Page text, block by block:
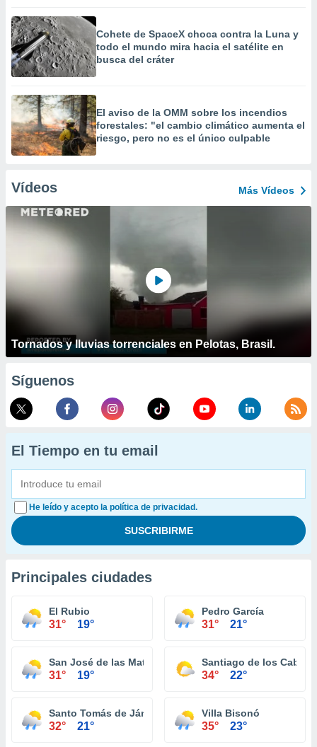
Cohete de SpaceX choca contra la Luna y
todo el mundo mira hacia el satélite en
busca del cráter
El aviso de la OMM sobre los incendios
forestales: "el cambio climático aumenta el
riesgo, pero no es el único culpable
Vídeos Más Vídeos
Tornados y lluvias torrenciales en Pelotas, Brasil.
Síguenos
El Tiempo en tu email
He leído y acepto la política de privacidad.
Principales ciudades
El Rubio
31° 19°
Pedro García
31° 21°
San José de las Matas
31° 19°
Santiago de los
34° 22°
Santo Tomás de Jánico
32° 21°
Villa Bisonó
35° 23°